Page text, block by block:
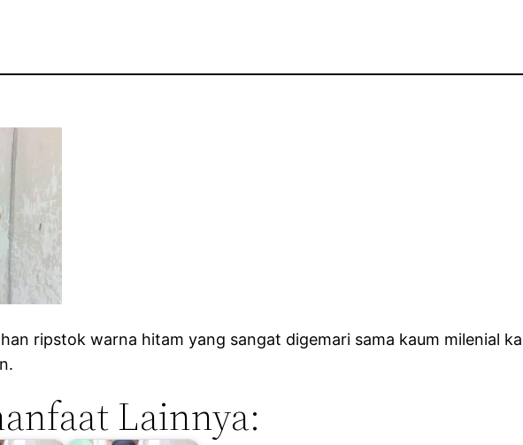
ripstok warna hitam yang sangat digemari sama kaum milenial
Lainnya: